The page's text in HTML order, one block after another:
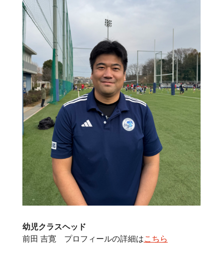
幼児クラスヘッド
前田 吉寛 プロフィールの詳細はこちら